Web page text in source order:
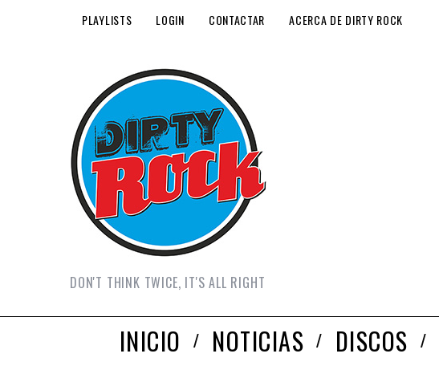
PLAYLISTS LOGIN CONTACTAR ACERCA DE DIRTY ROCK
DON'T THINK TWICE, IT'S ALL RIGHT
INICIO NOTICIAS DISCOS